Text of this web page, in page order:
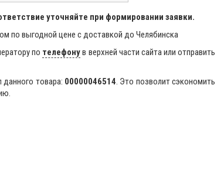
уточняйте при формировании заявки.
по выгодной цене с доставкой до Челябинска
по телефонув верхней части сайта или отправить
данного товара: 00000046514. Это позволит сэкономить